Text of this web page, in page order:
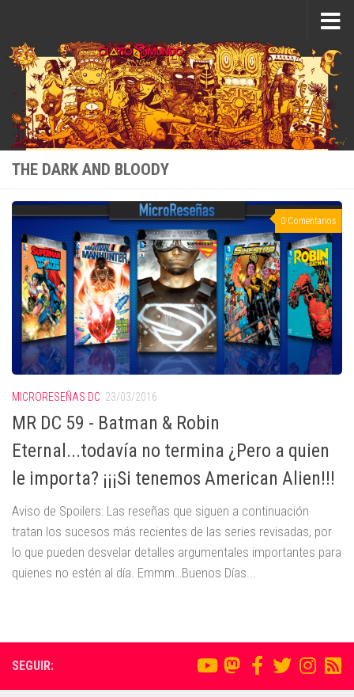
THE DARK AND BLOODY
0 Comentarios
MICRORESEÑAS DC 23/03/2016
MR DC 59 - Batman & Robin
Eternal...todavía no termina ¿Pero a quien
le importa? ¡¡¡Si tenemos American Alien!!!
Aviso de Spoilers: Las reseñas que siguen a continuación
tratan los sucesos más recientes de las series revisadas, por
lo que pueden desvelar detalles argumentales importantes para
quienes no estén al día. Emmm…Buenos Días...
SEGUIR: